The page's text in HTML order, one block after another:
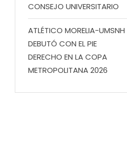
CONSEJO UNIVERSITARIO
ATLÉTICO MORELIA-UMSNH
DEBUTÓ CON EL PIE
DERECHO EN LA COPA
METROPOLITANA 2026